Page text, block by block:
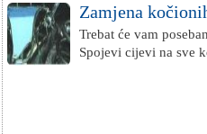
Zamjena
Trebat će vam
Spojevi cijevi na sve